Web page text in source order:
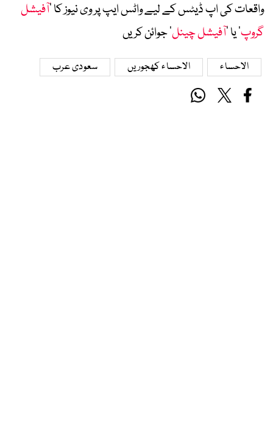
واقعات کی اپ ڈیٹس کے لیے واٹس ایپ پر وی نیوز کا ’آفیشل
گروپ‘ یا ’آفیشل چینل‘ جوائن کریں
الاحساء الاحساء کھجوریں سعودی عرب